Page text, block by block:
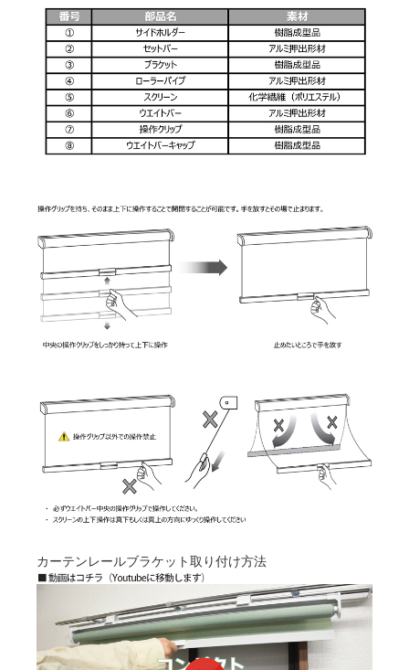
カーテンレールブラケット取り付け方法